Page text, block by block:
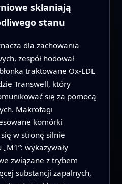
skłaniają
stanu
dla zachowania
zespół hodował
traktowane Ox‑LDL
Transwell, który
się za pomocą
Makrofagi
komórki
w stronę silnie
wykazywały
związane z trybem
substancji zapalnych,